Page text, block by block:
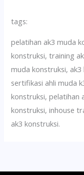
tags:
pelatihan ak3 muda
konstruksi, training
muda konstruksi,
sertifikasi ahli muda
konstruksi, pelatihan
konstruksi, inhouse
ak3 konstruksi.